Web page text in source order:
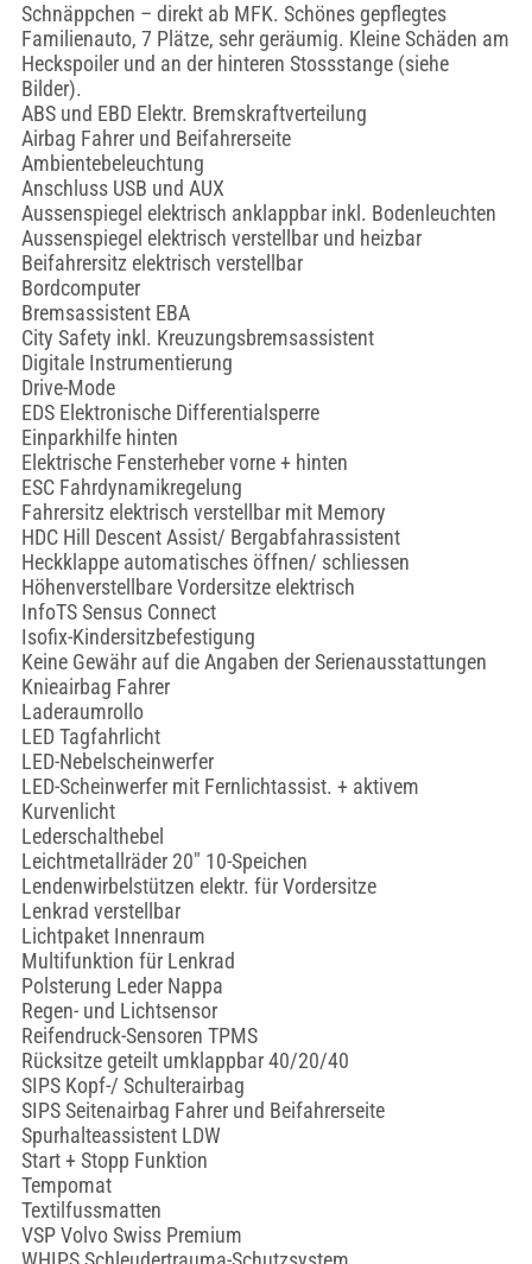
Schnäppchen – direkt ab MFK. Schönes gepflegtes
Familienauto, 7 Plätze, sehr geräumig. Kleine Schäden am
Heckspoiler und an der hinteren Stossstange (siehe
Bilder).
ABS und EBD Elektr. Bremskraftverteilung
Airbag Fahrer und Beifahrerseite
Ambientebeleuchtung
Anschluss USB und AUX
Aussenspiegel elektrisch anklappbar inkl. Bodenleuchten
Aussenspiegel elektrisch verstellbar und heizbar
Beifahrersitz elektrisch verstellbar
Bordcomputer
Bremsassistent EBA
City Safety inkl. Kreuzungsbremsassistent
Digitale Instrumentierung
Drive-Mode
EDS Elektronische Differentialsperre
Einparkhilfe hinten
Elektrische Fensterheber vorne + hinten
ESC Fahrdynamikregelung
Fahrersitz elektrisch verstellbar mit Memory
HDC Hill Descent Assist/ Bergabfahrassistent
Heckklappe automatisches öffnen/ schliessen
Höhenverstellbare Vordersitze elektrisch
InfoTS Sensus Connect
Isofix-Kindersitzbefestigung
Keine Gewähr auf die Angaben der Serienausstattungen
Knieairbag Fahrer
Laderaumrollo
LED Tagfahrlicht
LED-Nebelscheinwerfer
LED-Scheinwerfer mit Fernlichtassist. + aktivem
Kurvenlicht
Lederschalthebel
Leichtmetallräder 20" 10-Speichen
Lendenwirbelstützen elektr. für Vordersitze
Lenkrad verstellbar
Lichtpaket Innenraum
Multifunktion für Lenkrad
Polsterung Leder Nappa
Regen- und Lichtsensor
Reifendruck-Sensoren TPMS
Rücksitze geteilt umklappbar 40/20/40
SIPS Kopf-/ Schulterairbag
SIPS Seitenairbag Fahrer und Beifahrerseite
Spurhalteassistent LDW
Start + Stopp Funktion
Tempomat
Textilfussmatten
VSP Volvo Swiss Premium